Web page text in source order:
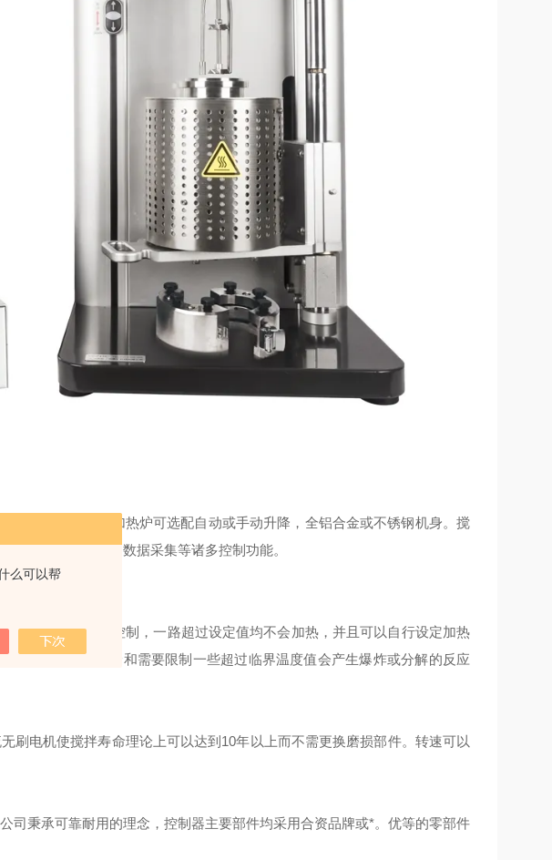
么可以帮
固定釜头，釜体及加热炉可选配自动或手动升降，全铝合金或不锈钢机身。搅
搅拌、程序编程、数据采集等诸多控制功能。
度。并进行连锁控制，一路超过设定值均不会加热，并且可以自行设定加热
低于180度的实验和需要限制一些超过临界温度值会产生爆炸或分解的反应
刷电机使搅拌寿命理论上可以达到10年以上而不需更换磨损部件。转速可以
司秉承可靠耐用的理念，控制器主要部件均采用合资品牌或*。优等的零部件